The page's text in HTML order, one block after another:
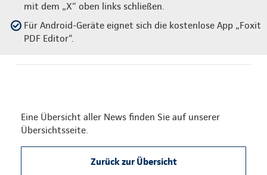
mit dem „X“ oben links schließen.
Für Android-Geräte eignet sich die kostenlose App „Foxit
PDF Editor“.
Eine Übersicht aller News finden Sie auf unserer
Übersichtsseite.
Zurück zur Übersicht